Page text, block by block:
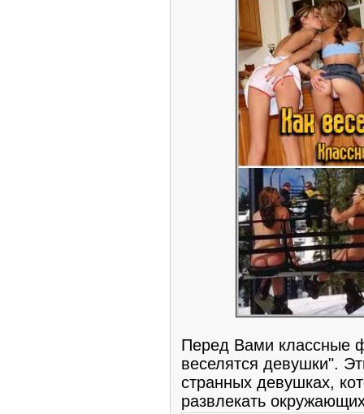
Перед Вами классные
веселятся девушки".
странных девушках,
развлекать